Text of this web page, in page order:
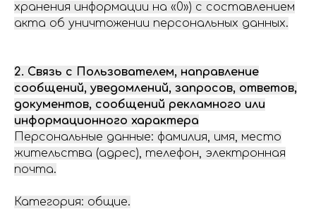
хранения информации на «0») с составлением
акта об уничтожении персональных данных.
2. Связь с Пользователем, направление
сообщений, уведомлений, запросов, ответов,
документов, сообщений рекламного или
информационного характера
Персональные данные: фамилия, имя, место
жительства (адрес), телефон, электронная
почта.
Категория: общие.